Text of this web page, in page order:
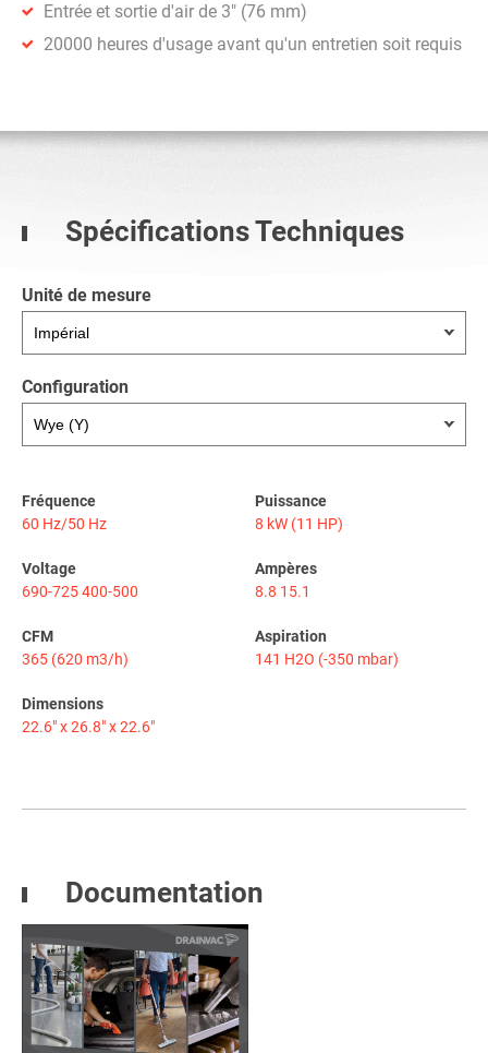
Entrée et sortie d'air de 3" (76 mm)
20000 heures d'usage avant qu'un entretien soit requis
Spécifications Techniques
Unité de mesure
Configuration
Fréquence
60 Hz/50 Hz
Puissance
8 kW (11 HP)
Voltage
690-725400-500
Ampères
8.8 15.1
CFM
365 (620 m3/h)
Aspiration
141 H2O (-350 mbar)
Dimensions
22.6" x 26.8" x 22.6"
Documentation